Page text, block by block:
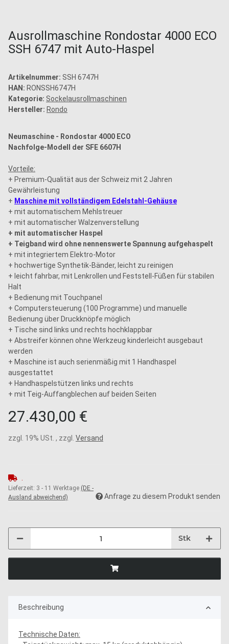
Ausrollmaschine Rondostar 4000 ECO
SSH 6747 mit Auto-Haspel
Artikelnummer: SSH 6747H
HAN: RONSSH6747H
Kategorie: Sockelausrollmaschinen
Hersteller: Rondo
Neumaschine - Rondostar 4000 ECO
Nachfolge-Modell der SFE 6607H
Vorteile:
+ Premium-Qualität aus der Schweiz mit 2 Jahren
Gewährleistung
+ Maschine mit vollständigem Edelstahl-Gehäuse
+ mit automatischem Mehlstreuer
+ mit automatischer Walzenverstellung
+ mit automatischer Haspel
+ Teigband wird ohne nennenswerte Spannung aufgehaspelt
+ mit integriertem Elektro-Motor
+ hochwertige Synthetik-Bänder, leicht zu reinigen
+ leicht fahrbar, mit Lenkrollen und Feststell-Füßen für stabilen
Halt
+ Bedienung mit Touchpanel
+ Computersteuerung (100 Programme) und manuelle
Bedienung über Druckknöpfe möglich
+ Tische sind links und rechts hochklappbar
+ Abstreifer können ohne Werkzeug kinderleicht ausgebaut
werden
+ Maschine ist auch serienmäßig mit 1 Handhaspel
ausgestattet
+ Handhaspelstützen links und rechts
+ mit Teig-Auffangblechen auf beiden Seiten
27.430,00 €
zzgl. 19% USt. , zzgl. Versand
Lieferzeit: 3 - 11 Werktage (DE -
Ausland abweichend)
Anfrage zu diesem Produkt senden
Stk
Beschreibung
Technische Daten: